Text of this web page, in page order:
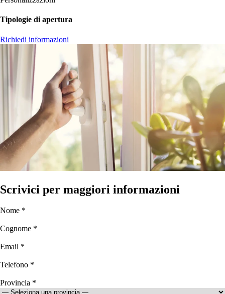
Tipologie di apertura
Richiedi informazioni
Scrivici per maggiori informazioni
Nome *
Cognome *
Email *
Telefono *
Provincia *